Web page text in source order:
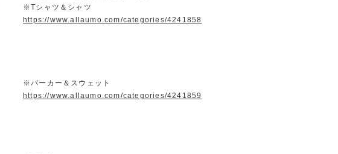
※Tシャツ＆シャツ
https://www.allaumo.com/categories/4241858
※パーカー＆スウェット
https://www.allaumo.com/categories/4241859